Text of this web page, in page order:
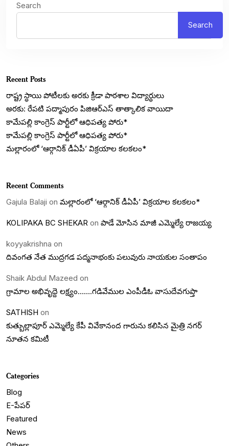
Search
Search
Recent Posts
రాష్ట్ర స్ధాయి పోటీలకు అరకు క్రీడా పాఠశాల విద్యార్ధులు
అరకు: రేపటి పద్మాపురం పిజిఆర్ఎస్ తాత్కాలిక వాయిదా
కామేపల్లి కాంగ్రెస్ పార్టీలో ఆధిపత్య పోరు*
కామేపల్లి కాంగ్రెస్ పార్టీలో ఆధిపత్య పోరు*
మల్లారంలో ‘ఆర్గానిక్ డీఏపీ’ విక్రయాల కలకలం*
Recent Comments
Gajula Balaji on మల్లారంలో ‘ఆర్గానిక్ డీఏపీ’ విక్రయాల కలకలం*
KOLIPAKA BC SHEKAR on పాడే మోసిన మాజీ ఎమ్మెల్యే రాజయ్య
koyyakrishna on
దివంగత నేత ముద్రగడ పద్మనాభంకు పలువురు నాయకుల సంతాపం
Shaik Abdul Mazeed on
గ్రామాల అభివృద్దె లక్ష్యం…….గడివేముల ఎంపీడీఓ వాసుదేవగుప్తా
SATHISH on
కుత్బుల్లాపూర్ ఎమ్మెల్యే కేపీ వివేకానంద గారును కలిసిన మైత్రి నగర్
నూతన కమిటీ
Categories
Blog
E-పేపర్
Featured
News